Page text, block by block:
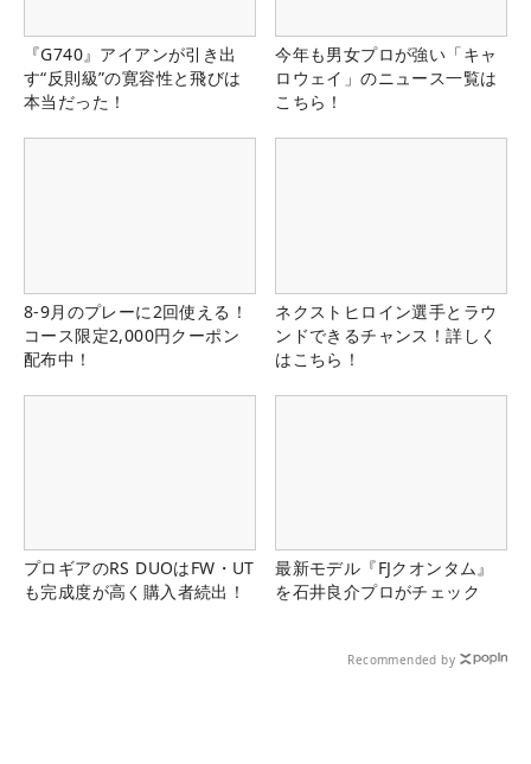
『G740』アイアンが引き出
す“反則級”の寛容性と飛びは
本当だった！
今年も男女プロが強い「キャ
ロウェイ」のニュース一覧は
こちら！
8-9月のプレーに2回使える！
コース限定2,000円クーポン
配布中！
ネクストヒロイン選手とラウ
ンドできるチャンス！詳しく
はこちら！
プロギアのRS DUOはFW・UT
も完成度が高く購入者続出！
最新モデル『FJクオンタム』
を石井良介プロがチェック
Recommended by